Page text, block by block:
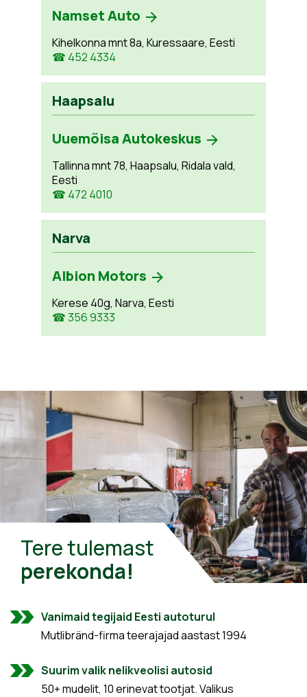
Namset Auto
Kihelkonna mnt 8a, Kuressaare, Eesti
☎ 452 4334
Haapsalu
Uuemõisa Autokeskus
Tallinna mnt 78, Haapsalu, Ridala vald,
Eesti
☎ 472 4010
Narva
Albion Motors
Kerese 40g, Narva, Eesti
☎ 356 9333
Tere tulemast
perekonda!
Vanimaid tegijaid Eesti autoturul
Mutlibränd-firma teerajajad aastast 1994
Suurim valik nelikveolisi autosid
50+ mudelit, 10 erinevat tootjat. Valikus